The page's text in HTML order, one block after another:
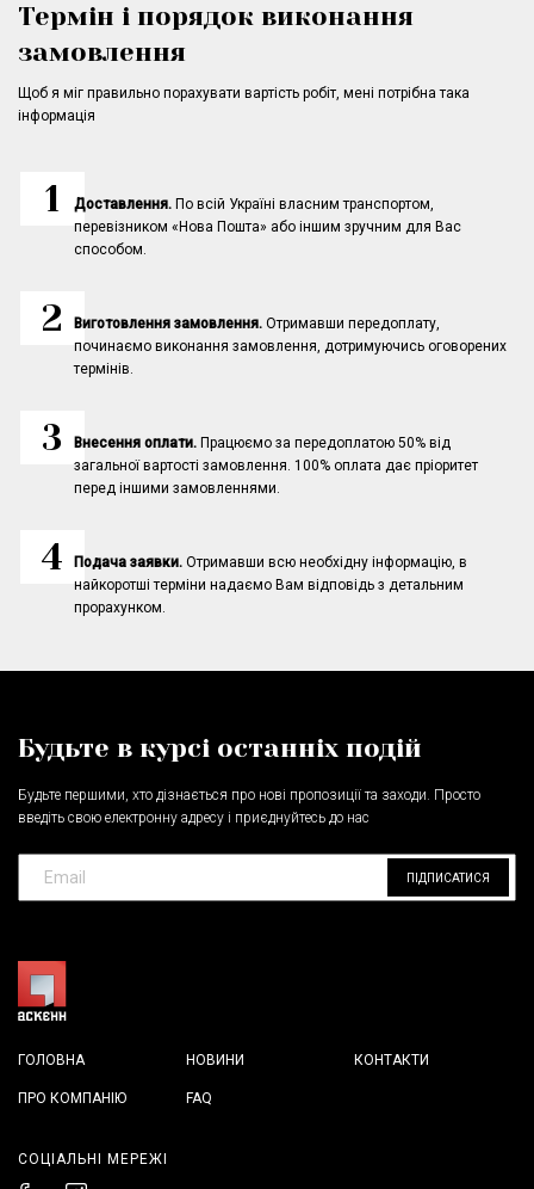
Термін і порядок виконання
замовлення
Щоб я міг правильно порахувати вартість робіт, мені потрібна така
інформація
Доставлення. По всій Україні власним транспортом,
перевізником «Нова Пошта» або іншим зручним для Вас
способом.
Виготовлення замовлення. Отримавши передоплату,
починаємо виконання замовлення, дотримуючись оговорених
термінів.
Внесення оплати. Працюємо за передоплатою 50% від
загальної вартості замовлення. 100% оплата дає пріоритет
перед іншими замовленнями.
Подача заявки. Отримавши всю необхідну інформацію, в
найкоротші терміни надаємо Вам відповідь з детальним
прорахунком.
Будьте в курсі останніх подій
Будьте першими, хто дізнається про нові пропозиції та заходи. Просто
введіть свою електронну адресу і приєднуйтесь до нас
ПІДПИСАТИСЯ
ГОЛОВНА
ПРО КОМПАНІЮ
НОВИНИ
FAQ
КОНТАКТИ
СОЦІАЛЬНІ МЕРЕЖІ